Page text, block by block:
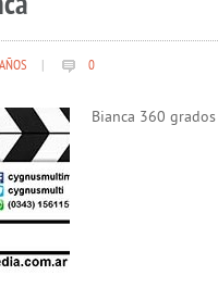
0
Bianca 360 grados